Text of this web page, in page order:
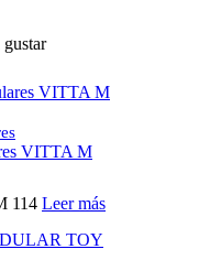
VITTA M
114 Leer más